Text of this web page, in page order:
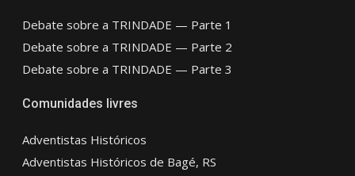
Debate sobre a TRINDADE — Parte 1
Debate sobre a TRINDADE — Parte 2
Debate sobre a TRINDADE — Parte 3
Comunidades livres
Adventistas Históricos
Adventistas Históricos de Bagé, RS